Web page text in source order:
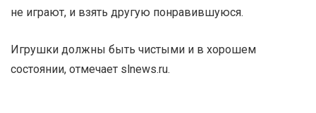
не играют, и взять другую понравившуюся.
Игрушки должны быть чистыми и в хорошем
состоянии, отмечает slnews.ru.